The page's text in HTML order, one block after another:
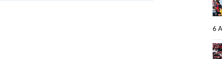
6